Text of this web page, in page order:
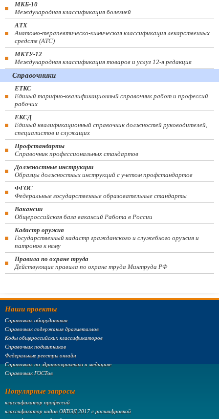
МКБ-10
Международная классификация болезней
АТХ
Анатомо-терапевтическо-химическая классификация лекарственных
средств (ATC)
МКТУ-12
Международная классификация товаров и услуг 12-я редакция
Справочники
ЕТКС
Единый тарифно-квалификационный справочник работ и профессий
рабочих
ЕКСД
Единый квалификационный справочник должностей руководителей,
специалистов и служащих
Профстандарты
Справочник профессиональных стандартов
Должностные инструкции
Образцы должностных инструкций с учетом профстандартов
ФГОС
Федеральные государственные образовательные стандарты
Вакансии
Общероссийская база вакансий Работа в России
Кадастр оружия
Государственный кадастр гражданского и служебного оружия и
патронов к нему
Правила по охране труда
Действующие правила по охране труда Минтруда РФ
Наши проекты
Справочник оборудования
Справочник содержания драгметаллов
Коды общероссийских классификаторов
Справочник подшипников
Федеральные реестры онлайн
Справочник по здравоохранению и медицине
Справочник ГОСТов
Популярные запросы
классификатор профессий
классификатор кодов ОКВЭД 2017 с расшифровкой